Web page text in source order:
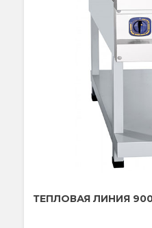
ТЕПЛОВАЯ ЛИНИЯ